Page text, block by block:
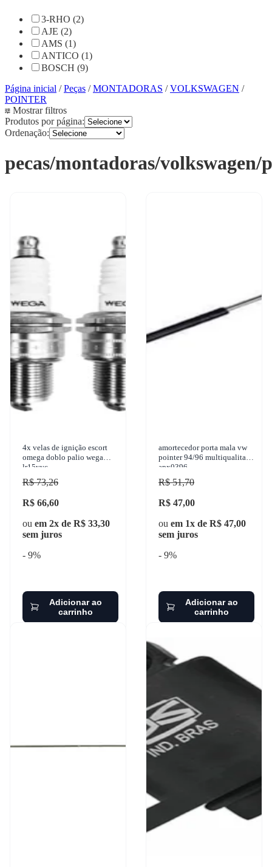
3-RHO (2)
AJE (2)
AMS (1)
ANTICO (1)
BOSCH (9)
Página inicial /Peças /MONTADORAS /VOLKSWAGEN /
POINTER
Mostrar filtros
Produtos por página:
Ordenação:
pecas/montadoras/volkswagen/
4x velas de ignição escort
omega doblo palio wega
lr15yvc
R$ 73,26
R$ 66,60
ou em 2x de R$ 33,30
sem juros
- 9%
Adicionar ao
carrinho
amortecedor porta mala vw
pointer 94/96 multiqualita
apx0396
R$ 51,70
R$ 47,00
ou em 1x de R$ 47,00
sem juros
- 9%
Adicionar ao
carrinho